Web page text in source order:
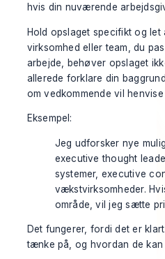
hvis din nuværende
Hold opslaget specifikt og
virksomhed eller team, du
arbejde, behøver opslaget
allerede forklare din
om vedkommende vil henvise
Eksempel:
Jeg udforsker nye
executive thought
systemer, executive
vækstvirksomheder.
område, vil jeg sætte
Det fungerer, fordi det er
tænke på, og hvordan de